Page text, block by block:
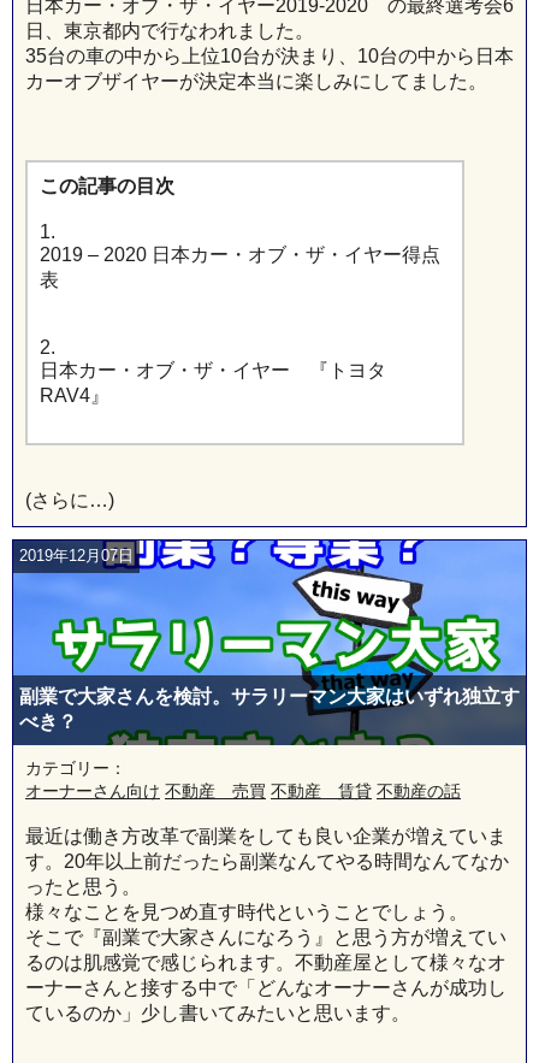
日本カー・オブ・ザ・イヤー2019-2020 の最終選考会6
日、東京都内で行なわれました。
35台の車の中から上位10台が決まり、10台の中から日本
カーオブザイヤーが決定本当に楽しみにしてました。
この記事の目次
1.
2019 – 2020 日本カー・オブ・ザ・イヤー得点
表
2.
日本カー・オブ・ザ・イヤー 『トヨタ
RAV4』
(さらに…)
2019年12月07日
副業で大家さんを検討。サラリーマン大家はいずれ独立す
べき？
カテゴリー：
オーナーさん向け 不動産 売買 不動産 賃貸 不動産の話
最近は働き方改革で副業をしても良い企業が増えていま
す。20年以上前だったら副業なんてやる時間なんてなか
ったと思う。
様々なことを見つめ直す時代ということでしょう。
そこで『副業で大家さんになろう』と思う方が増えてい
るのは肌感覚で感じられます。不動産屋として様々なオ
ーナーさんと接する中で「どんなオーナーさんが成功し
ているのか」少し書いてみたいと思います。